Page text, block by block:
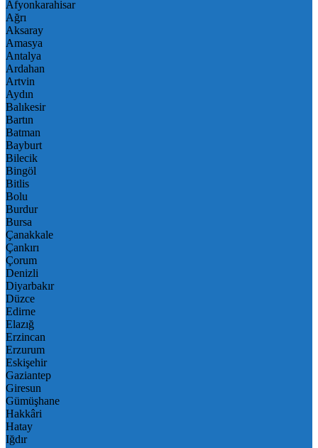
Afyonkarahisar
Ağrı
Aksaray
Amasya
Antalya
Ardahan
Artvin
Aydın
Balıkesir
Bartın
Batman
Bayburt
Bilecik
Bingöl
Bitlis
Bolu
Burdur
Bursa
Çanakkale
Çankırı
Çorum
Denizli
Diyarbakır
Düzce
Edirne
Elazığ
Erzincan
Erzurum
Eskişehir
Gaziantep
Giresun
Gümüşhane
Hakkâri
Hatay
Iğdır